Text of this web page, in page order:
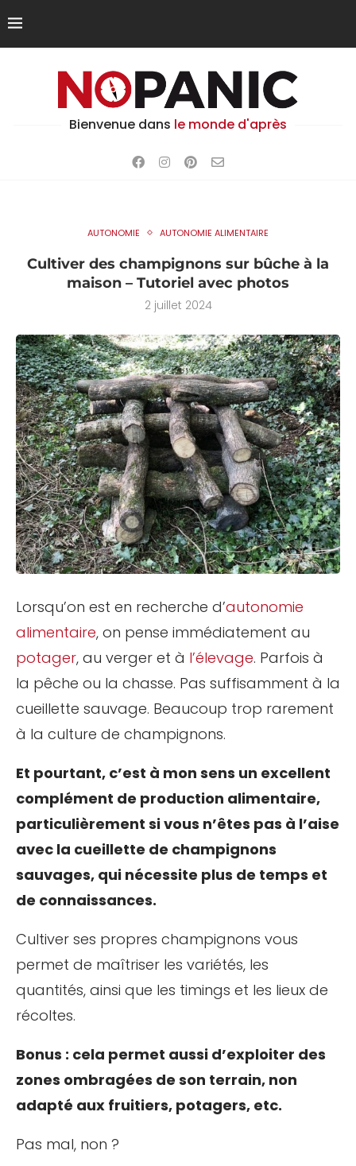
Bienvenue dans le monde d'après
AUTONOMIE AUTONOMIE ALIMENTAIRE
Cultiver des champignons sur bûche à la
maison – Tutoriel avec photos
2 juillet 2024
Lorsqu’on est en recherche d’autonomie
alimentaire, on pense immédiatement au
potager, au verger et à l’élevage. Parfois à
la pêche ou la chasse. Pas suffisamment à la
cueillette sauvage. Beaucoup trop rarement
à la culture de champignons.
Et pourtant, c’est à mon sens un excellent
complément de production alimentaire,
particulièrement si vous n’êtes pas à l’aise
avec la cueillette de champignons
sauvages, qui nécessite plus de temps et
de connaissances.
Cultiver ses propres champignons vous
permet de maîtriser les variétés, les
quantités, ainsi que les timings et les lieux de
récoltes.
Bonus : cela permet aussi d’exploiter des
zones ombragées de son terrain, non
adapté aux fruitiers, potagers, etc.
Pas mal, non ?